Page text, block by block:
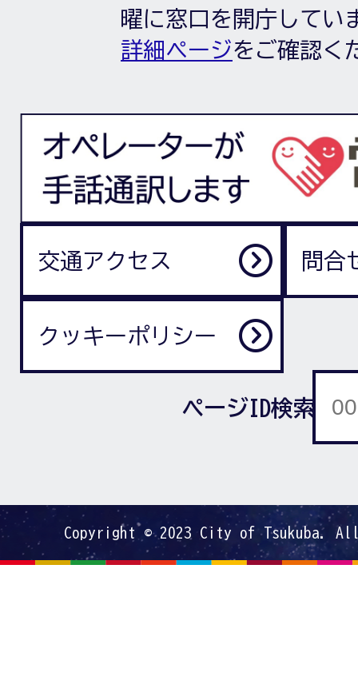
曜に窓口を開庁してい
詳細ページをご確認く
交通アクセス 問合
クッキーポリシー
ページID検索
Copyright © 2023 City of Tsukuba.